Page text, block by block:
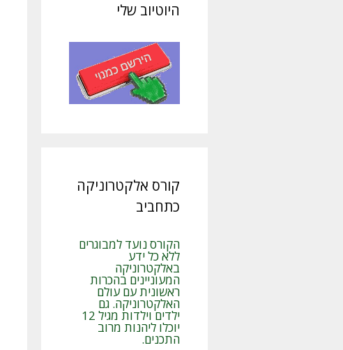
היוטיוב שלי
קורס אלקטרוניקה
כתחביב
הקורס נועד למבוגרים
ללא כל ידע
באלקטרוניקה
המעוניינים בהכרות
ראשונית עם עולם
האלקטרוניקה. גם
ילדים וילדות מגיל 12
יוכלו ליהנות מרוב
התכנים.